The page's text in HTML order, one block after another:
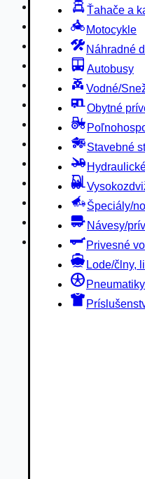
Ťahače a
Motocykle
Náhradné
Autobusy
Vodné/
Obytné
Stavebné
Špeciály/
Návesy/
Privesné
Lode/člny,
Autobusy
Vodné/Snežné
Obytné prívesy
Stavebné stroje
Hydraulické ruky
Vysokozdvižné
Špeciály/nosiče
Návesy/prívesy
Privesné vozíky
Lode/člny,
Pneumatiky disky
Príslušenstvo,